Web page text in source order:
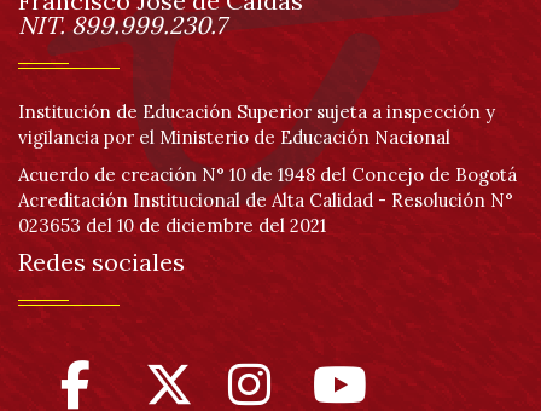
Información
NIT. 899.999.230.7
Institución de Educación Superior sujeta a inspección y
vigilancia por el Ministerio de Educación Nacional
Acuerdo de creación N° 10 de 1948 del Concejo de Bogotá
Acreditación Institucional de Alta Calidad - Resolución N°
023653 del 10 de diciembre del 2021
Redes sociales